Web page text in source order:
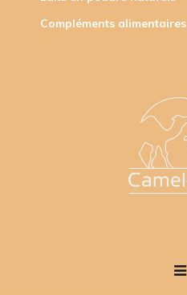
Compléments alimentaires